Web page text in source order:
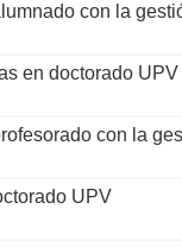
con la
en doctorado UPV
con la
UPV